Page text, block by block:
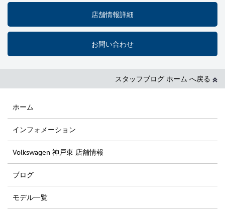
店舗情報詳細
お問い合わせ
スタッフブログ ホーム へ戻る
ホーム
インフォメーション
Volkswagen 神戸東 店舗情報
ブログ
モデル一覧